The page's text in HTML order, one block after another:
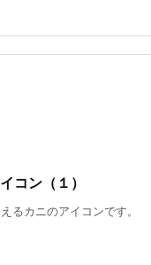
コン（１）
るカニのアイコンです。